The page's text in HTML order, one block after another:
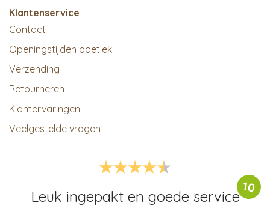
Klantenservice
Contact
Openingstijden boetiek
Verzending
Retourneren
Klantervaringen
Veelgestelde vragen
10
Leuk ingepakt en goede service